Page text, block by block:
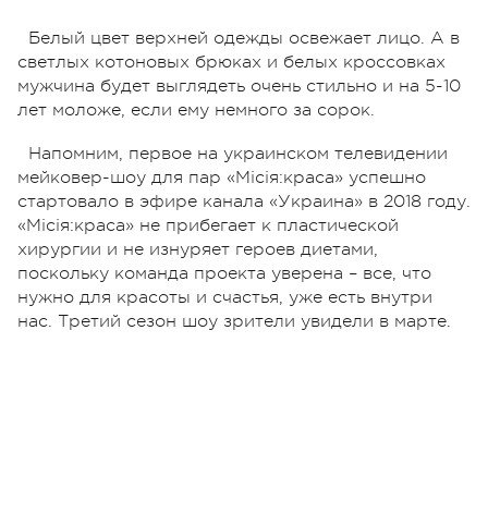
Белый цвет верхней одежды освежает лицо. А в
светлых котоновых брюках и белых кроссовках
мужчина будет выглядеть очень стильно и на 5-10
лет моложе, если ему немного за сорок.
Напомним, первое на украинском телевидении
мейковер-шоу для пар «Місія:краса» успешно
стартовало в эфире канала «Украина» в 2018 году.
«Місія:краса» не прибегает к пластической
хирургии и не изнуряет героев диетами,
поскольку команда проекта уверена – все, что
нужно для красоты и счастья, уже есть внутри
нас. Третий сезон шоу зрители увидели в марте.